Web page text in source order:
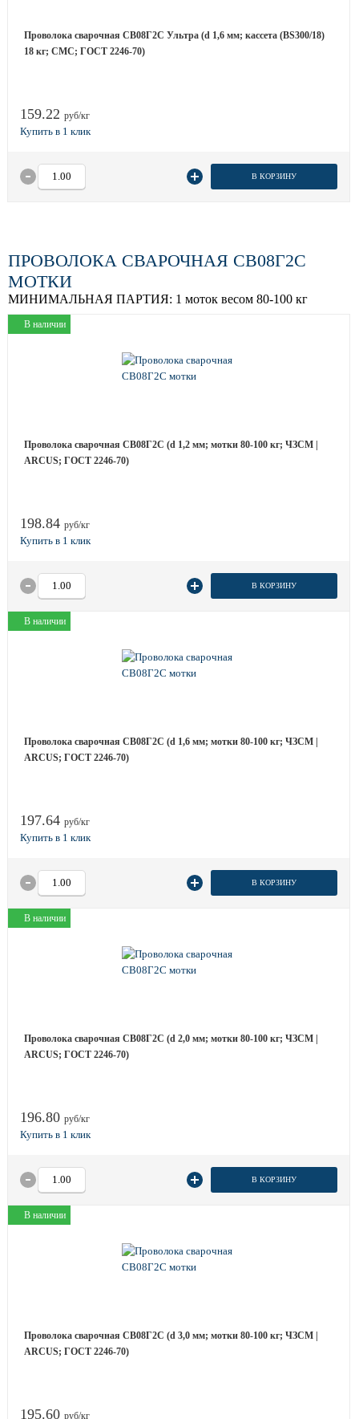
Проволока сварочная СВ08Г2С Ультра (d 1,6 мм; кассета (BS300/18)
18 кг; СМС; ГОСТ 2246-70)
159.22 руб/кг
В КОРЗИНУ
ПРОВОЛОКА СВАРОЧНАЯ СВ08Г2С
МОТКИ
МИНИМАЛЬНАЯ ПАРТИЯ: 1 моток весом 80-100 кг
В наличии
Проволока сварочная СВ08Г2С (d 1,2 мм; мотки 80-100 кг; ЧЗСМ |
ARCUS; ГОСТ 2246-70)
198.84 руб/кг
В КОРЗИНУ
В наличии
Проволока сварочная СВ08Г2С (d 1,6 мм; мотки 80-100 кг; ЧЗСМ |
ARCUS; ГОСТ 2246-70)
197.64 руб/кг
В КОРЗИНУ
В наличии
Проволока сварочная СВ08Г2С (d 2,0 мм; мотки 80-100 кг; ЧЗСМ |
ARCUS; ГОСТ 2246-70)
196.80 руб/кг
В КОРЗИНУ
В наличии
Проволока сварочная СВ08Г2С (d 3,0 мм; мотки 80-100 кг; ЧЗСМ |
ARCUS; ГОСТ 2246-70)
195.60 руб/кг